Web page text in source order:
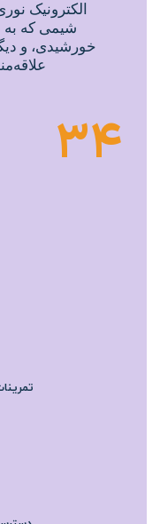
الکترونیک
شیمی که به
خورشیدی، و
34